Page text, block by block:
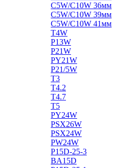
C5W/C10W 36мм
C5W/C10W 39мм
C5W/C10W 41мм
T4W
P13W
P21W
PY21W
P21/5W
T3
T4.2
T4.7
T5
PY24W
PSX26W
PSX24W
PW24W
P15D-25-3
BA15D